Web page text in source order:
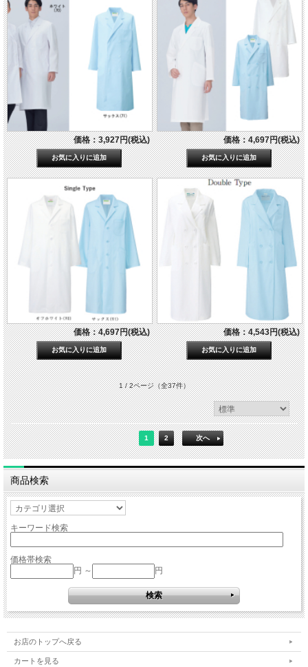
価格：3,927円(税込) 価格：4,697円(税込)
価格：4,697円(税込) 価格：4,543円(税込)
1 / 2ページ（全37件）
1 2 次へ
商品検索
キーワード検索
価格帯検索
円 ～
円
お店のトップへ戻る
カートを見る